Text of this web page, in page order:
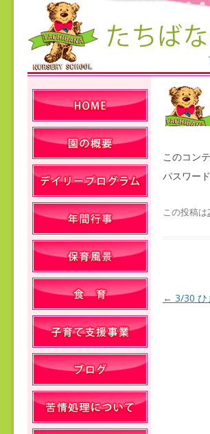
このコン
パスワー
この投稿は
投稿
← 3/30 ひ